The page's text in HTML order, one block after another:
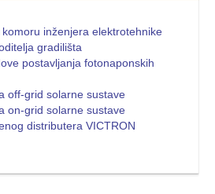
inženjera elektrotehnike
gradilišta
postavljanja fotonaponskih
off-grid solarne sustave
on-grid solarne sustave
distributera VICTRON